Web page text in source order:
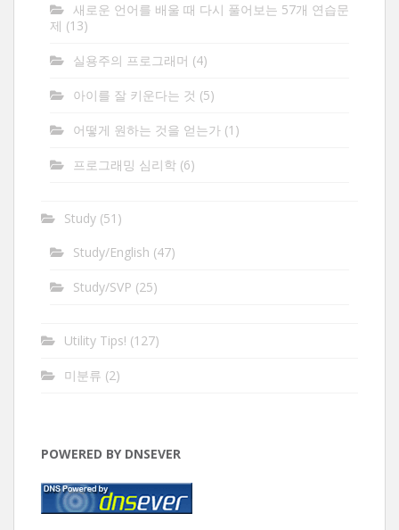
새로운 언어를 배울 때 다시 풀어보는 57개 연습문
제 (13)
실용주의 프로그래머 (4)
아이를 잘 키운다는 것 (5)
어떻게 원하는 것을 얻는가 (1)
프로그래밍 심리학 (6)
Study (51)
Study/English (47)
Study/SVP (25)
Utility Tips! (127)
미분류 (2)
POWERED BY DNSEVER